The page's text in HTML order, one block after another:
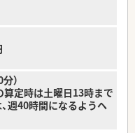
）
定時は土曜日13時まで
週40時間になるようヘ